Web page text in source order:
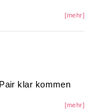
[mehr]
klar kommen
[mehr]